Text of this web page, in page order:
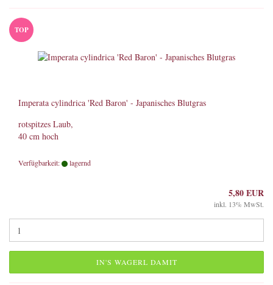
TOP
Imperata cylindrica 'Red Baron' - Japanisches Blutgras
rotspitzes Laub,
40 cm hoch
Verfügbarkeit: lagernd
5,80 EUR
inkl. 13% MwSt.
IN'S WAGERL DAMIT